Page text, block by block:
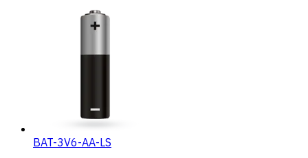
BAT-3V6-AA-LS